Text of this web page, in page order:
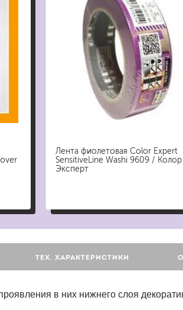
профессиональная
для комплексной уборки помещений
для ванной комнаты
для ковров и текстильных изделий
Лента фиолетовая Color Expert
SensitiveLine Washi 9609 / Колор
Эксперт
ТЕХ. ХАРАКТЕРИСТИКИ
в них нижнего слоя